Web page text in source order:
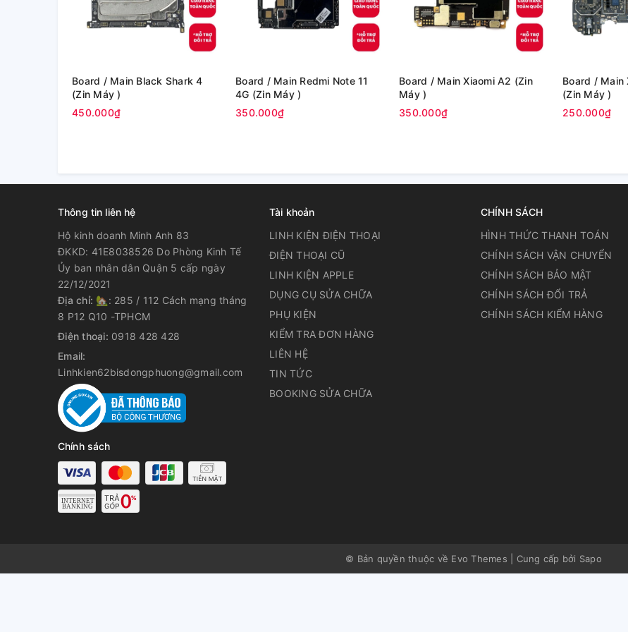
Board / Main Black Shark 4
(Zin Máy )
450.000₫
Board / Main Redmi Note 11
4G (Zin Máy )
350.000₫
Board / Main Xiaomi A2 (Zin
Máy )
350.000₫
Board / Main Xiaomi Poco C40
(Zin Máy )
250.000₫
Thông tin liên hệ
Hộ kinh doanh Minh Anh 83
ĐKKD: 41E8038526 Do Phòng Kinh Tế
Ủy ban nhân dân Quận 5 cấp ngày
22/12/2021
Địa chỉ: 🏡: 285 / 112 Cách mạng tháng
8 P12 Q10 -TPHCM
Điện thoại: 0918 428 428
Email:
Linhkien62bisdongphuong@gmail.com
Chính sách
Tài khoản
LINH KIỆN ĐIỆN THOẠI
ĐIỆN THOẠI CŨ
LINH KIỆN APPLE
DỤNG CỤ SỬA CHỮA
PHỤ KIỆN
KIỂM TRA ĐƠN HÀNG
LIÊN HỆ
TIN TỨC
BOOKING SỬA CHỮA
CHÍNH SÁCH
HÌNH THỨC THANH TOÁN
CHÍNH SÁCH VẬN CHUYỂN
CHÍNH SÁCH BẢO MẬT
CHÍNH SÁCH ĐỔI TRẢ
CHÍNH SÁCH KIỂM HÀNG
© Bản quyền thuộc về Evo Themes Cung cấp bởi Sapo